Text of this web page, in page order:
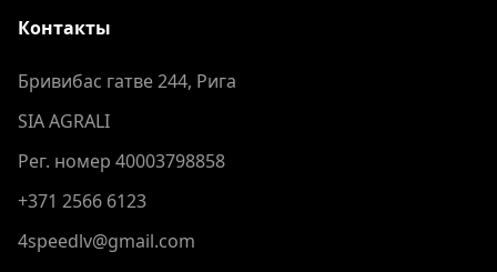
Контакты
Бривибас гатве 244, Рига
SIA AGRALI
Рег. номер 40003798858
+371 2566 6123
4speedlv@gmail.com